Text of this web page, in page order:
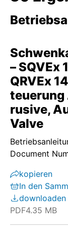
– SQVEx
QRVEx
teuerung
rusive,
Valve
Document
kopieren
In den
downloaden
PDF4.35 MB